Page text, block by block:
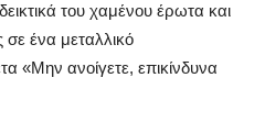
του χαμένου έρωτα και
σε ένα μεταλλικό
«Μην ανοίγετε, επικίνδυνα